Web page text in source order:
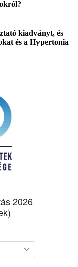
kiadványt, és
és a Hypertonia